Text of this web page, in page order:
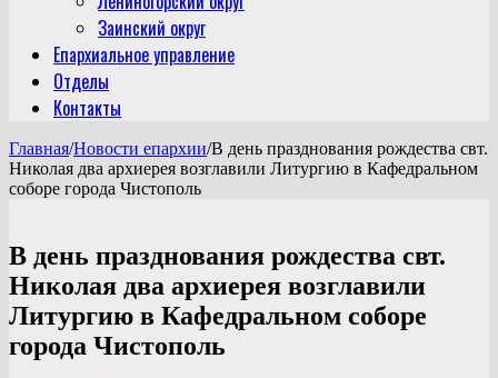
Заинский округ
Епархиальное управление
Отделы
Контакты
Главная/Новости епархии/В день празднования рождества свт.
Николая два архиерея возглавили Литургию в Кафедральном
соборе города Чистополь
В день празднования рождества свт.
Николая два архиерея возглавили
Литургию в Кафедральном соборе
города Чистополь